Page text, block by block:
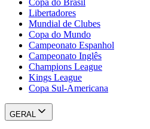
Libertadores
Mundial de Clubes
Copa do Mundo
Campeonato Espanhol
Campeonato Inglês
Champions League
Kings League
Copa Sul-Americana
GERAL